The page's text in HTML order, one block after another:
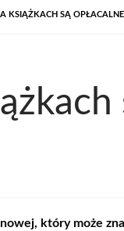
KSIĄŻKACH SĄ
który może